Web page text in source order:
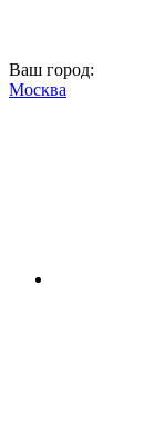
Ваш город:
Москва